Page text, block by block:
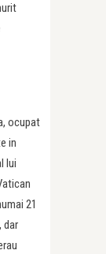
ocupat
in
lui
21
dar